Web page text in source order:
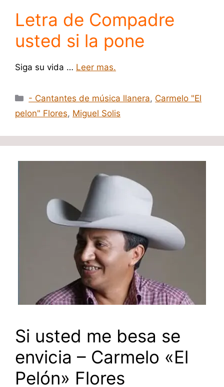
Letra de Compadre
usted si la pone
Siga su vida … Leer mas.
Categorías
- Cantantes de música llanera, Carmelo "El
pelon" Flores, Miguel Solis
Si usted me besa se
envicia – Carmelo «El
Pelón» Flores